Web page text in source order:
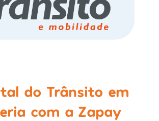
do Trânsito em
com a Zapay